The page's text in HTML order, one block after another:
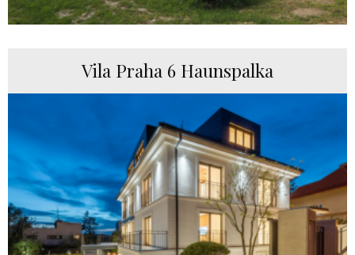
Vila Praha 6 Haunspalka